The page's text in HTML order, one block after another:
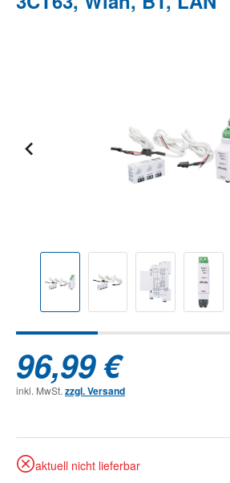
96,99 €
inkl. MwSt. zzgl. Versand
aktuell nicht lieferbar